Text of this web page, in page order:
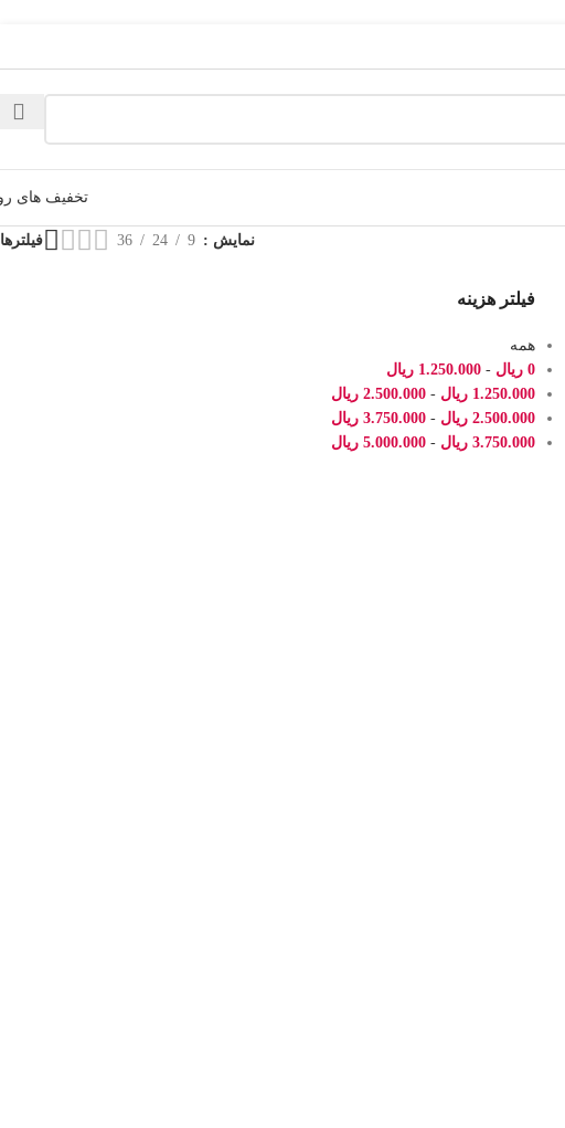
تخفیف های
نمایش 9
24
36 فیلترها
فیلتر هزینه
همه
0 ریال -
1.250.000 ریال
1.250.000 ریال -
2.500.000 ریال
2.500.000 ریال -
3.750.000 ریال
3.750.000 ریال -
5.000.000 ریال